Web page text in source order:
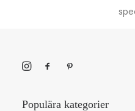
Populära kategorier